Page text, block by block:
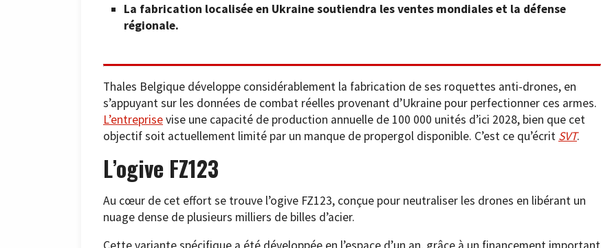
La fabrication localisée en Ukraine soutiendra les ventes mondiales et la défense
régionale.
Thales Belgique développe considérablement la fabrication de ses roquettes anti-drones, en
s’appuyant sur les données de combat réelles provenant d’Ukraine pour perfectionner ces armes.
L’entreprisevise une capacité de production annuelle de 100 000 unités d’ici 2028, bien que cet
objectif soit actuellement limité par un manque de propergol disponible. C’est ce qu’écrit SVT.
L’ogive FZ123
Au cœur de cet effort se trouve l’ogive FZ123, conçue pour neutraliser les drones en libérant un
nuage dense de plusieurs milliers de billes d’acier.